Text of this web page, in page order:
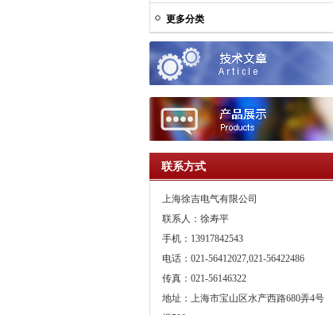
更多分类
联系方式
上海徐吉电气有限公司
联系人：徐寿平
手机：13917842543
电话：021-56412027,021-56422486
传真：021-56146322
地址：上海市宝山区水产西路680弄4号